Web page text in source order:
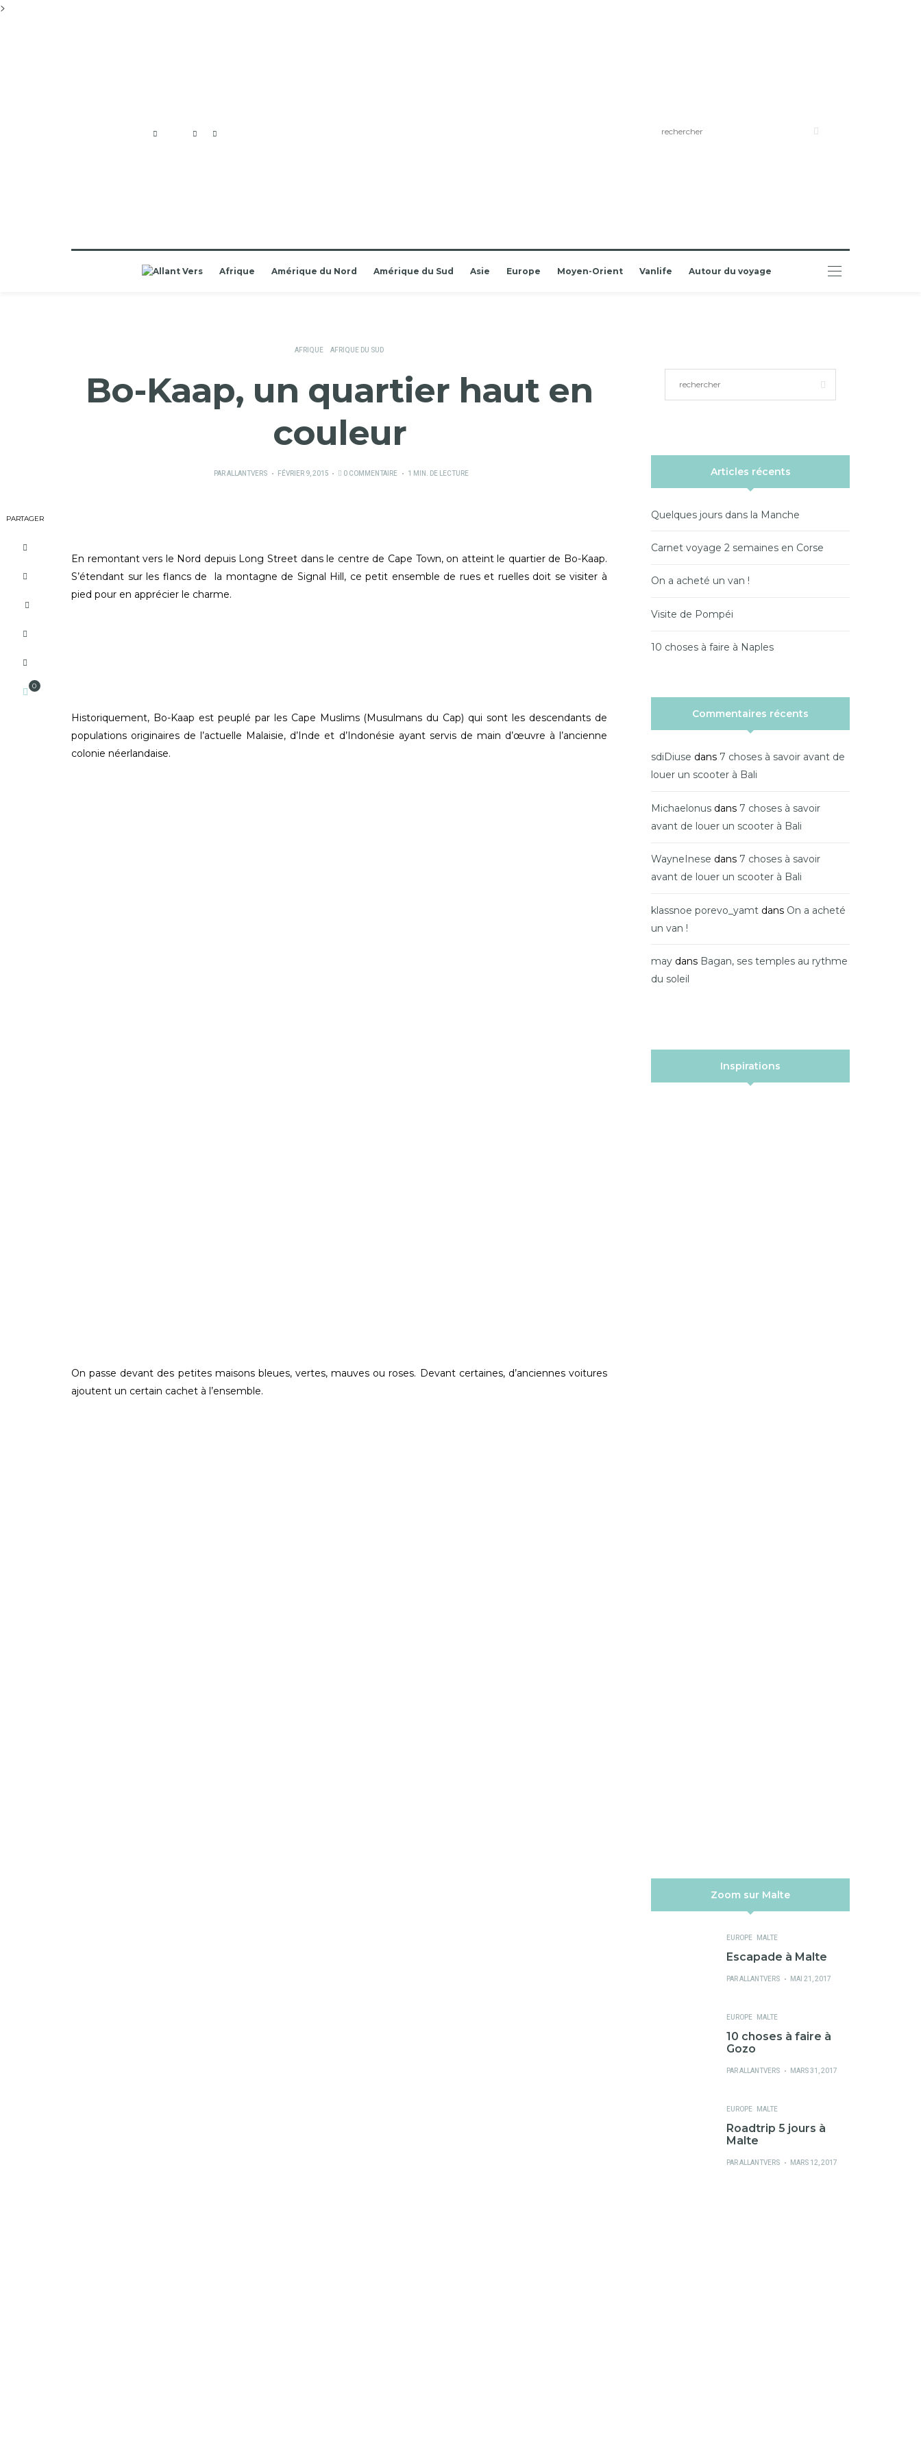
>
Afrique Amérique du Nord Amérique du Sud Asie Europe Moyen-Orient Vanlife Autour du voyage
AFRIQUE AFRIQUE DU SUD
Bo-Kaap, un quartier haut en
couleur
PARALLANTVERS
PUBLIÉ
FÉVRIER 9, 2015 0 COMMENTAIRE 1 MIN. DE LECTURE
En remontant vers le Nord depuis Long Street dans le centre de Cape Town, on atteint le quartier de Bo-Kaap.
S’étendant sur les flancs de la montagne de Signal Hill, ce petit ensemble de rues et ruelles doit se visiter à
pied pour en apprécier le charme.
Historiquement, Bo-Kaap est peuplé par les Cape Muslims (Musulmans du Cap) qui sont les descendants de
populations originaires de l’actuelle Malaisie, d’Inde et d’Indonésie ayant servis de main d’œuvre à l’ancienne
colonie néerlandaise.
On passe devant des petites maisons bleues, vertes, mauves ou roses. Devant certaines, d’anciennes voitures
ajoutent un certain cachet à l’ensemble.
PARTAGER
0
Articles récents
Quelques jours dans la Manche
Carnet voyage 2 semaines en Corse
On a acheté un van !
Visite de Pompéi
10 choses à faire à Naples
Commentaires récents
sdiDiuse dans 7 choses à savoir avant de
louer un scooter à Bali
Michaelonus dans 7 choses à savoir
avant de louer un scooter à Bali
WayneInese dans 7 choses à savoir
avant de louer un scooter à Bali
klassnoe porevo_yamt dans On a acheté
un van !
may dans Bagan, ses temples au rythme
du soleil
Inspirations
Zoom sur Malte
EUROPE MALTE
Escapade à Malte
PARALLANTVERS
PUBLIÉ
MAI 21, 2017
EUROPE MALTE
10 choses à faire à
Gozo
PARALLANTVERS
PUBLIÉ
MARS 31, 2017
EUROPE MALTE
Roadtrip 5 jours à
Malte
PARALLANTVERS
PUBLIÉ
MARS 12, 2017